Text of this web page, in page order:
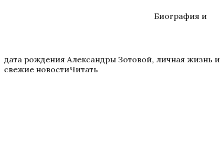
Биография и
дата рождения Александры Зотовой, личная жизнь и
свежие новостиЧитать